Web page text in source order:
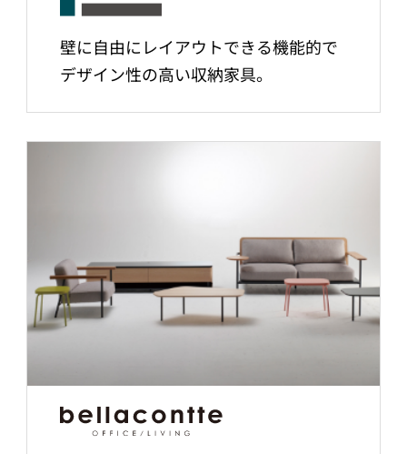
壁に自由にレイアウトできる機能的で
デザイン性の高い収納家具。